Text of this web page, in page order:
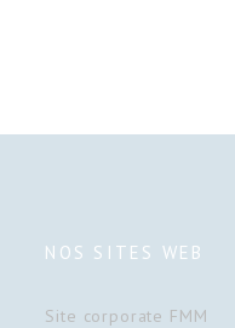
NOS SITES WEB
Site corporate FMM